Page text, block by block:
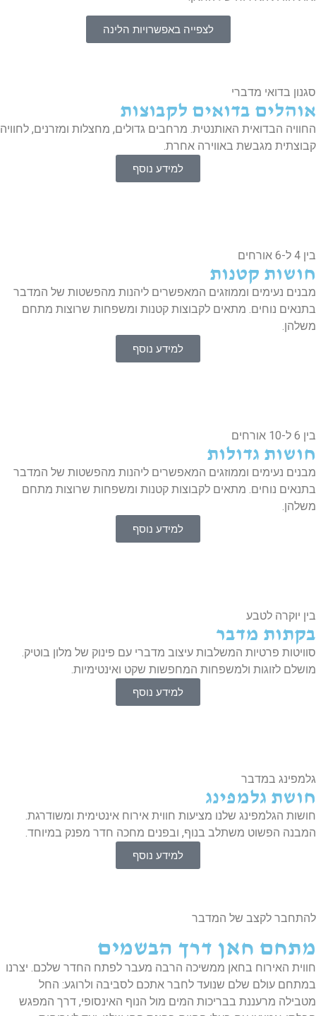
לצפייה באפשרויות הלינה
בדואי מדברי
בדואים לקבוצות
הבדואית האותנטית. מרחבים גדולים, מחצלות ומזרנים, לחוויה
מגבשת באווירה אחרת.
למידע נוסף
קטנות
נעימים וממוזגים המאפשרים ליהנות מהפשטות של המדבר
נוחים. מתאים לקבוצות קטנות ומשפחות שרוצות מתחם
למידע נוסף
אורחים
גדולות
נעימים וממוזגים המאפשרים ליהנות מהפשטות של המדבר
נוחים. מתאים לקבוצות קטנות ומשפחות שרוצות מתחם
למידע נוסף
יוקרה לטבע
מדבר
פרטיות המשלבות עיצוב מדברי עם פינוק של מלון בוטיק.
לזוגות ולמשפחות המחפשות שקט ואינטימיות.
למידע נוסף
במדבר
גלמפינג
הגלמפינג שלנו מציעות חווית אירוח אינטימית ומשודרגת.
הפשוט משתלב בנוף, ובפנים מחכה חדר מפנק במיוחד.
למידע נוסף
לקצב של המדבר
חאן דרך הבשמים
האירוח בחאן ממשיכה הרבה מעבר לפתח החדר שלכם. יצרנו
עולם שלם שנועד לחבר אתכם לסביבה ולרוגע: החל
מרעננת בבריכות המים מול הנוף האינסופי, דרך המפגש